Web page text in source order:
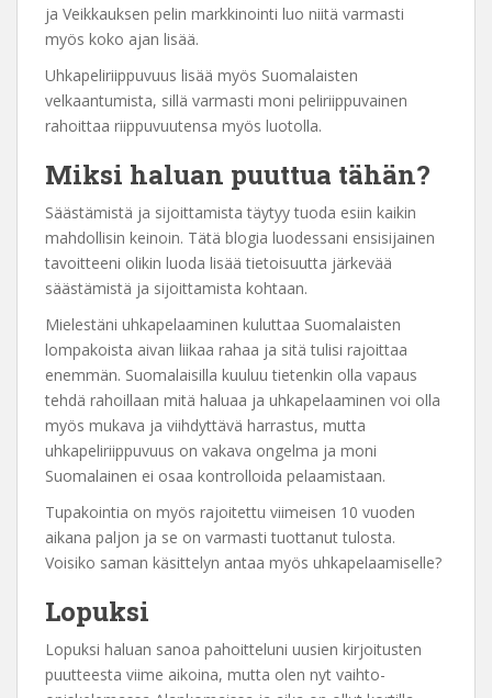
ja Veikkauksen pelin markkinointi luo niitä varmasti
myös koko ajan lisää.
Uhkapeliriippuvuus lisää myös Suomalaisten
velkaantumista, sillä varmasti moni peliriippuvainen
rahoittaa riippuvuutensa myös luotolla.
Miksi haluan puuttua tähän?
Säästämistä ja sijoittamista täytyy tuoda esiin kaikin
mahdollisin keinoin. Tätä blogia luodessani ensisijainen
tavoitteeni olikin luoda lisää tietoisuutta järkevää
säästämistä ja sijoittamista kohtaan.
Mielestäni uhkapelaaminen kuluttaa Suomalaisten
lompakoista aivan liikaa rahaa ja sitä tulisi rajoittaa
enemmän. Suomalaisilla kuuluu tietenkin olla vapaus
tehdä rahoillaan mitä haluaa ja uhkapelaaminen voi olla
myös mukava ja viihdyttävä harrastus, mutta
uhkapeliriippuvuus on vakava ongelma ja moni
Suomalainen ei osaa kontrolloida pelaamistaan.
Tupakointia on myös rajoitettu viimeisen 10 vuoden
aikana paljon ja se on varmasti tuottanut tulosta.
Voisiko saman käsittelyn antaa myös uhkapelaamiselle?
Lopuksi
Lopuksi haluan sanoa pahoitteluni uusien kirjoitusten
puutteesta viime aikoina, mutta olen nyt vaihto-